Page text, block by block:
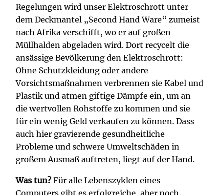
Regelungen wird unser Elektroschrott unter
dem Deckmantel „Second Hand Ware“ zumeist
nach Afrika verschifft, wo er auf großen
Müllhalden abgeladen wird. Dort recycelt die
ansässige Bevölkerung den Elektroschrott:
Ohne Schutzkleidung oder andere
Vorsichtsmaßnahmen verbrennen sie Kabel und
Plastik und atmen giftige Dämpfe ein, um an
die wertvollen Rohstoffe zu kommen und sie
für ein wenig Geld verkaufen zu können. Dass
auch hier gravierende gesundheitliche
Probleme und schwere Umweltschäden in
großem Ausmaß auftreten, liegt auf der Hand.
Was tun? Für alle Lebenszyklen eines
Computers gibt es erfolgreiche, aber noch